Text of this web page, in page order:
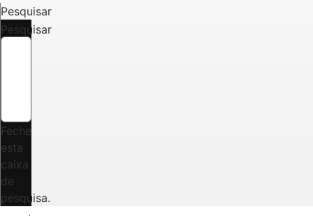
Pesquisar
Pesquisar
Feche
esta
caixa
de
pesquisa.